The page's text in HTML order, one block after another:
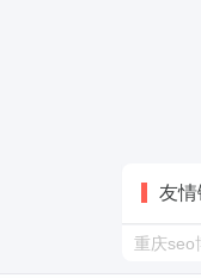
友
重庆seo